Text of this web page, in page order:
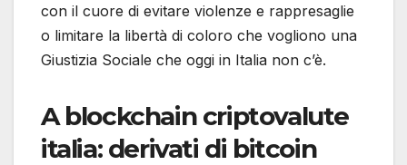
con il cuore di evitare violenze e rappresaglie
o limitare la libertà di coloro che vogliono una
Giustizia Sociale che oggi in Italia non c’è.
A blockchain criptovalute
italia: derivati di bitcoin